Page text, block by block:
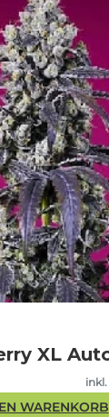
XL
WARENKORB